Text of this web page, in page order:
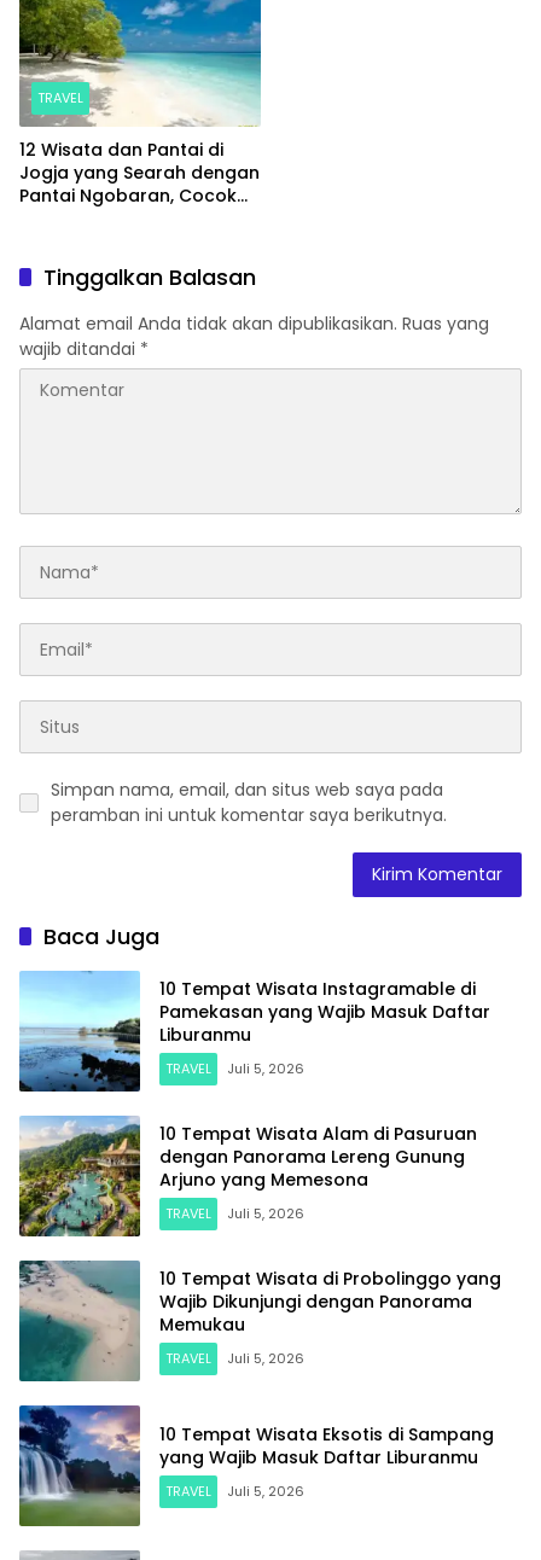
TRAVEL
12 Wisata dan Pantai di
Jogja yang Searah dengan
Pantai Ngobaran, Cocok
Tinggalkan Balasan
Alamat email Anda tidak akan dipublikasikan. Ruas yang
wajib ditandai *
Simpan nama, email, dan situs web saya pada
peramban ini untuk komentar saya berikutnya.
Baca Juga
10 Tempat Wisata Instagramable di
Pamekasan yang Wajib Masuk Daftar
Liburanmu
TRAVEL Juli 5, 2026
10 Tempat Wisata Alam di Pasuruan
dengan Panorama Lereng Gunung
Arjuno yang Memesona
TRAVEL Juli 5, 2026
10 Tempat Wisata di Probolinggo yang
Wajib Dikunjungi dengan Panorama
Memukau
TRAVEL Juli 5, 2026
10 Tempat Wisata Eksotis di Sampang
yang Wajib Masuk Daftar Liburanmu
TRAVEL Juli 5, 2026